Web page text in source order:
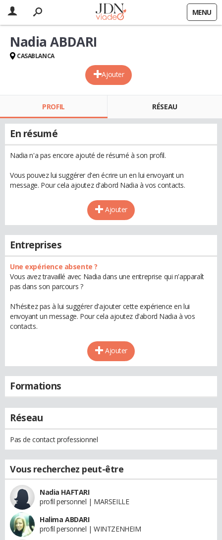
MENU
Ajouter
Nadia ABDARI
CASABLANCA
PROFIL RÉSEAU
En résumé
Nadia n'a pas encore ajouté de résumé à son profil.
Vous pouvez lui suggérer d'en écrire un en lui envoyant un
message. Pour cela ajoutez d'abord Nadia à vos contacts.
Ajouter
Entreprises
Une expérience absente ?
Vous avez travaillé avec Nadia dans une entreprise qui n'apparaît
pas dans son parcours ?
N'hésitez pas à lui suggérer d'ajouter cette expérience en lui
envoyant un message. Pour cela ajoutez d'abord Nadia à vos
contacts.
Ajouter
Formations
Réseau
Pas de contact professionnel
Vous recherchez peut-être
Nadia HAFTARI
profil personnel | MARSEILLE
Halima ABDARI
profil personnel | WINTZENHEIM